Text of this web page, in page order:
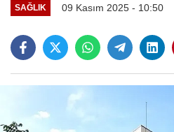
SAĞLIK 09 Kasım 2025 - 10:50